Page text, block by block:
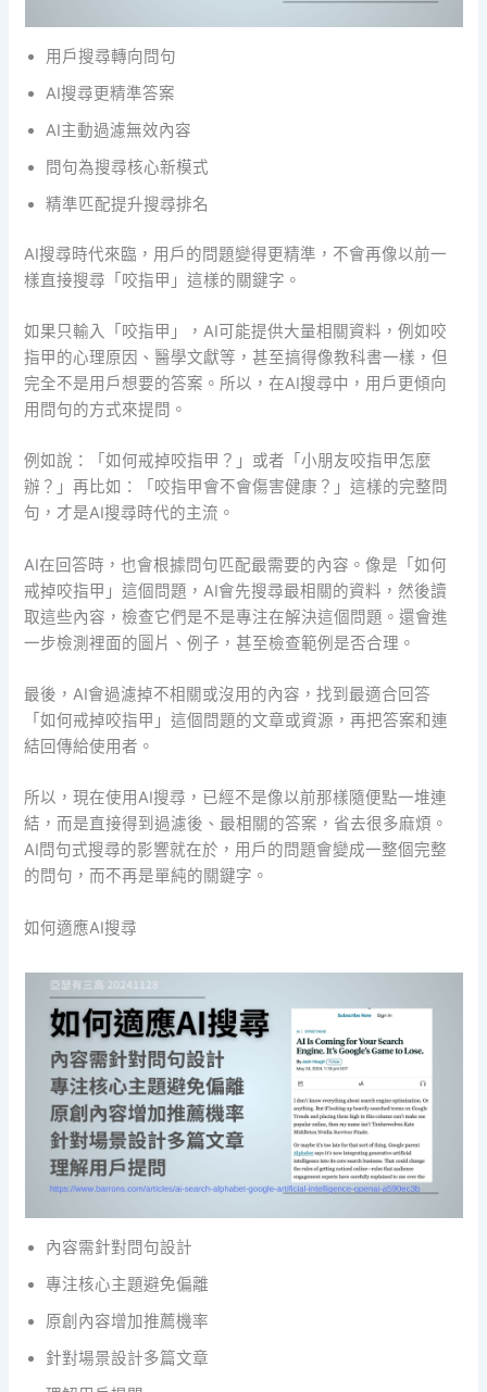
用戶搜尋轉向問句
AI搜尋更精準答案
AI主動過濾無效內容
問句為搜尋核心新模式
精準匹配提升搜尋排名
AI搜尋時代來臨，用戶的問題變得更精準，不會再像以前一
樣直接搜尋「咬指甲」這樣的關鍵字。
如果只輸入「咬指甲」，AI可能提供大量相關資料，例如咬
指甲的心理原因、醫學文獻等，甚至搞得像教科書一樣，但
完全不是用戶想要的答案。所以，在AI搜尋中，用戶更傾向
用問句的方式來提問。
例如說：「如何戒掉咬指甲？」或者「小朋友咬指甲怎麼
辦？」再比如：「咬指甲會不會傷害健康？」這樣的完整問
句，才是AI搜尋時代的主流。
AI在回答時，也會根據問句匹配最需要的內容。像是「如何
戒掉咬指甲」這個問題，AI會先搜尋最相關的資料，然後讀
取這些內容，檢查它們是不是專注在解決這個問題。還會進
一步檢測裡面的圖片、例子，甚至檢查範例是否合理。
最後，AI會過濾掉不相關或沒用的內容，找到最適合回答
「如何戒掉咬指甲」這個問題的文章或資源，再把答案和連
結回傳給使用者。
所以，現在使用AI搜尋，已經不是像以前那樣隨便點一堆連
結，而是直接得到過濾後、最相關的答案，省去很多麻煩。
AI問句式搜尋的影響就在於，用戶的問題會變成一整個完整
的問句，而不再是單純的關鍵字。
如何適應AI搜尋
內容需針對問句設計
專注核心主題避免偏離
原創內容增加推薦機率
針對場景設計多篇文章